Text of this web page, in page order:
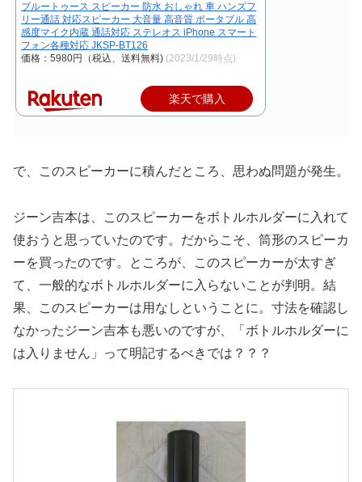
ブルートゥース スピーカー 防水 おしゃれ 車 ハンズフ
リー通話 対応スピーカー 大音量 高音質 ポータブル 高
感度マイク内蔵 通話対応 ステレオス iPhone スマート
フォン各種対応 JKSP-BT126
価格：5980円（税込、送料無料) (2023/1/29時点)
楽天で購入
で、このスピーカーに積んだところ、思わぬ問題が発生。
ジーン吉本は、このスピーカーをボトルホルダーに入れて
使おうと思っていたのです。だからこそ、筒形のスピーカ
ーを買ったのです。ところが、このスピーカーが太すぎ
て、一般的なボトルホルダーに入らないことが判明。結
果、このスピーカーは用なしということに。寸法を確認し
なかったジーン吉本も悪いのですが、「ボトルホルダーに
は入りません」って明記するべきでは？？？